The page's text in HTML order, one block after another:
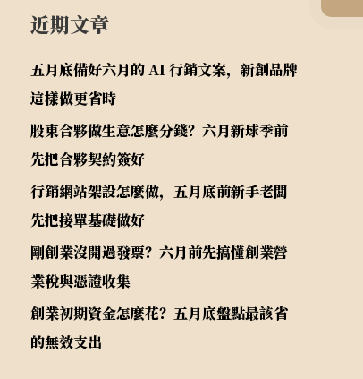
近期文章
五月底備好六月的 AI 行銷文案，新創品牌
這樣做更省時
股東合夥做生意怎麼分錢？六月新球季前
先把合夥契約簽好
行銷網站架設怎麼做，五月底前新手老闆
先把接單基礎做好
剛創業沒開過發票？六月前先搞懂創業營
業稅與憑證收集
創業初期資金怎麼花？五月底盤點最該省
的無效支出